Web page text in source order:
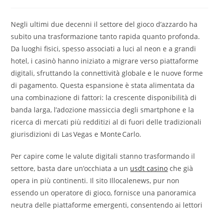
Negli ultimi due decenni il settore del gioco d’azzardo ha
subito una trasformazione tanto rapida quanto profonda.
Da luoghi fisici, spesso associati a luci al neon e a grandi
hotel, i casinò hanno iniziato a migrare verso piattaforme
digitali, sfruttando la connettività globale e le nuove forme
di pagamento. Questa espansione è stata alimentata da
una combinazione di fattori: la crescente disponibilità di
banda larga, l’adozione massiccia degli smartphone e la
ricerca di mercati più redditizi al di fuori delle tradizionali
giurisdizioni di Las Vegas e Monte Carlo.
Per capire come le valute digitali stanno trasformando il
settore, basta dare un’occhiata a un usdt casino che già
opera in più continenti. Il sito Illocalenews, pur non
essendo un operatore di gioco, fornisce una panoramica
neutra delle piattaforme emergenti, consentendo ai lettori